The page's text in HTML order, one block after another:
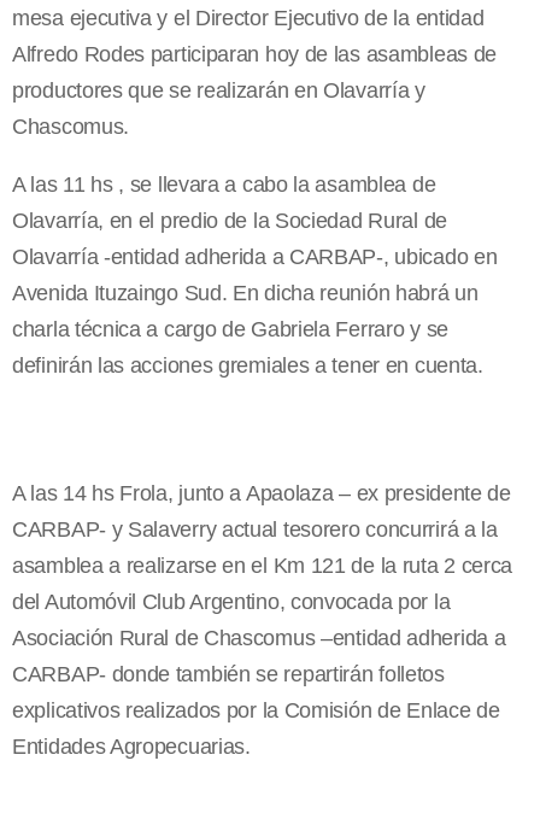
mesa ejecutiva y el Director Ejecutivo de la entidad
Alfredo Rodes participaran hoy de las asambleas de
productores que se realizarán en Olavarría y
Chascomus.
A las 11 hs , se llevara a cabo la asamblea de
Olavarría, en el predio de la Sociedad Rural de
Olavarría -entidad adherida a CARBAP-, ubicado en
Avenida Ituzaingo Sud. En dicha reunión habrá un
charla técnica a cargo de Gabriela Ferraro y se
definirán las acciones gremiales a tener en cuenta.
A las 14 hs Frola, junto a Apaolaza – ex presidente de
CARBAP- y Salaverry actual tesorero concurrirá a la
asamblea a realizarse en el Km 121 de la ruta 2 cerca
del Automóvil Club Argentino, convocada por la
Asociación Rural de Chascomus –entidad adherida a
CARBAP- donde también se repartirán folletos
explicativos realizados por la Comisión de Enlace de
Entidades Agropecuarias.